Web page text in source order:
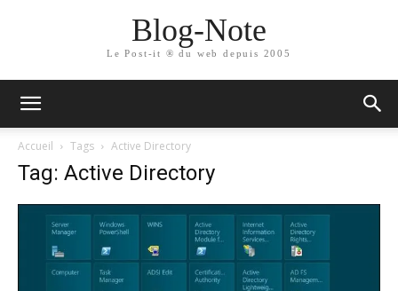
Blog-Note
Le Post-it ® du web depuis 2005
Accueil Tags Active Directory
Tag: Active Directory